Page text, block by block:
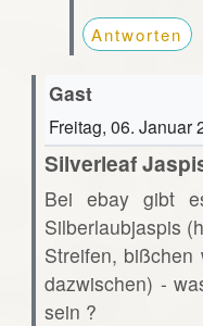
Antworten
Gast
Freitag, 06. Januar
Silverleaf
Bei ebay gibt
Silberlaubjaspis
Streifen,
dazwischen) -
sein ?